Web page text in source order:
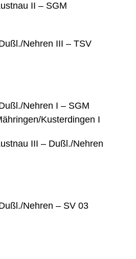
II – SGM
Nehren III – TSV
Nehren I – SGM
Kusterdingen I
III – Dußl./Nehren
Nehren – SV 03